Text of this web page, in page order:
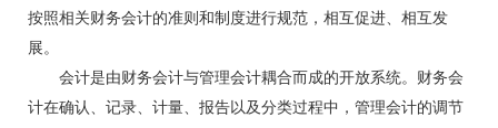
按照相关财务会计的准则和制度进行规范，相互促进、相互发
展。
会计是由财务会计与管理会计耦合而成的开放系统。财务会
计在确认、记录、计量、报告以及分类过程中，管理会计的调节